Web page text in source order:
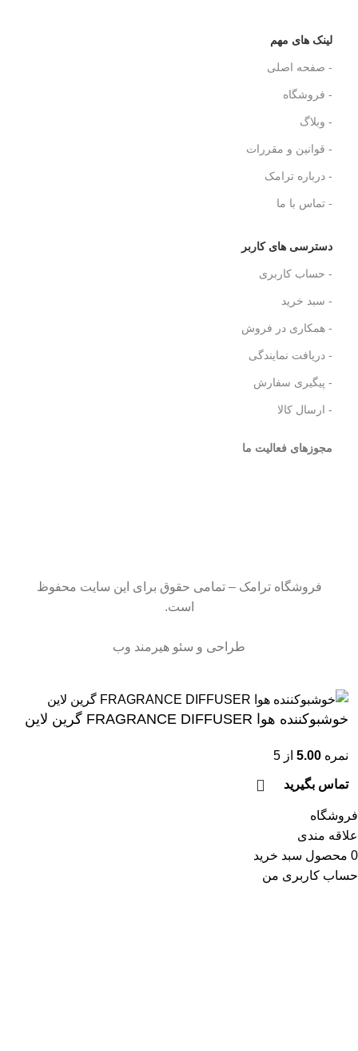
لینک های مهم
- صفحه اصلی
- فروشگاه
- وبلاگ
- قوانین و مقررات
- درباره ترامک
- تماس با ما
دسترسی های کاربر
- حساب کاربری
- سبد خرید
- همکاری در فروش
- دریافت نمایندگی
- پیگیری سفارش
- ارسال کالا
مجوزهای فعالیت ما
فروشگاه ترامک – تمامی حقوق برای این سایت محفوظ
است.
طراحی و سئو هیرمند وب
خوشبوکننده هوا FRAGRANCE DIFFUSER گرین لاین
نمره 5.00 از 5
تماس بگیرید
فروشگاه
علاقه مندی
0 محصول سبد خرید
حساب کاربری من